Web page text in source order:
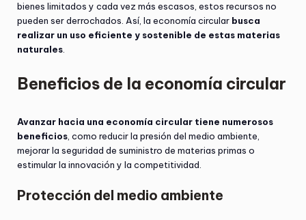
bienes limitados y cada vez más escasos, estos recursos no
pueden ser derrochados. Así, la economía circular busca
realizar un uso eficiente y sostenible de estas materias
naturales
Beneficios de la economía circular
Avanzar hacia una economía circular tiene numerosos
beneficios , como reducir la presión del medio ambiente,
mejorar la seguridad de suministro de materias primas o
estimular la innovación y la competitividad.
Protección del medio ambiente